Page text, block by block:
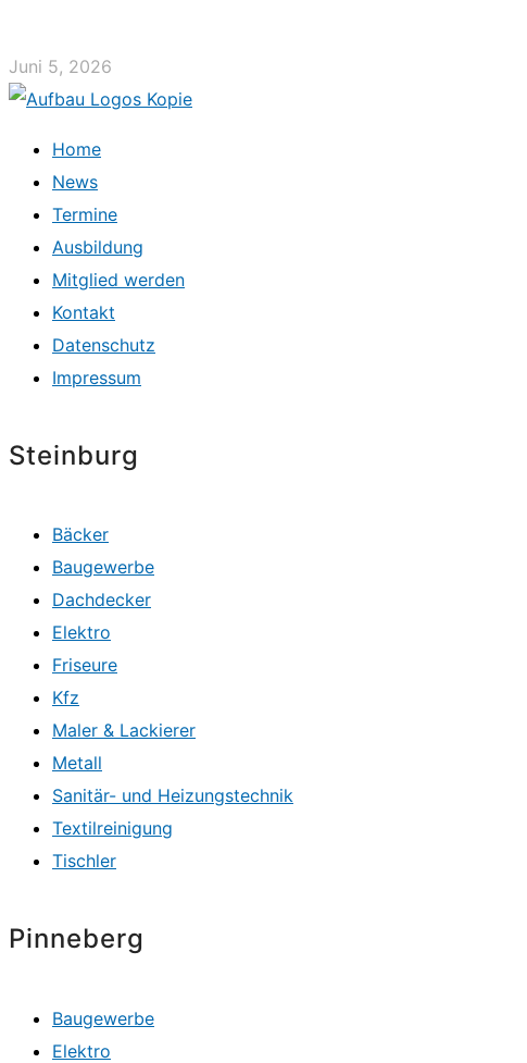
Juni 5, 2026
Home
News
Termine
Ausbildung
Mitglied werden
Kontakt
Datenschutz
Impressum
Steinburg
Bäcker
Baugewerbe
Dachdecker
Elektro
Friseure
Kfz
Maler & Lackierer
Metall
Sanitär- und Heizungstechnik
Textilreinigung
Tischler
Pinneberg
Baugewerbe
Elektro